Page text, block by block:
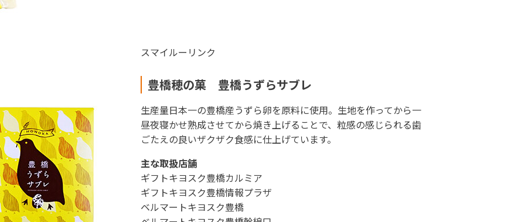
スマイルーリンク
豊橋穂の菓 豊橋うずらサブレ
生産量日本一の豊橋産うずら卵を原料に使用。生地を作ってから一
昼夜寝かせ熟成させてから焼き上げることで、粒感の感じられる歯
ごたえの良いザクザク食感に仕上げています。
主な取扱店舗
ギフトキヨスク豊橋カルミア
ギフトキヨスク豊橋情報プラザ
ベルマートキヨスク豊橋